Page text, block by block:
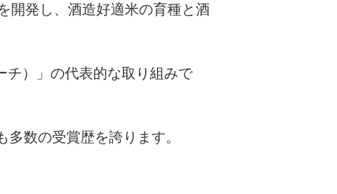
開発し、酒造好適米の育種と酒
チ）」の代表的な取り組みで
数の受賞歴を誇ります。